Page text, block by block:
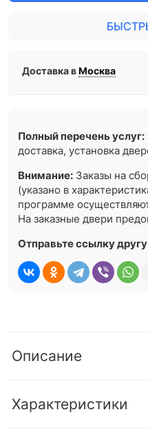
Доставка вМосква
Полный перечень услуг:
доставка, установка
Внимание: Заказы на
(указано в
программе
На заказные двери
Отправьте ссылку другу
Описание
Характеристики